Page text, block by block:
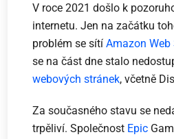
V roce 2021 došlo k
internetu. Jen na začátku
problém se sítíAmazon Web
se na část dne stalo
webových stránek, včetně
Za současného stavu se
trpěliví. Společnost Epic